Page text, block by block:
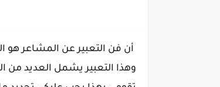
أن فن التعبير عن المشاعر
وهذا التعبير يشمل العديد من